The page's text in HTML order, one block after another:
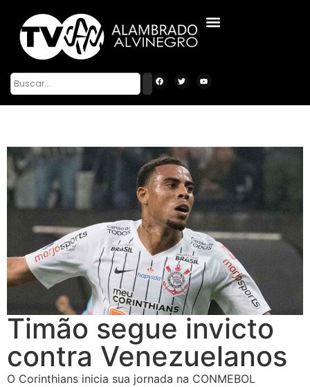
Timão segue invicto
contra Venezuelanos
O Corinthians inicia sua jornada na CONMEBOL